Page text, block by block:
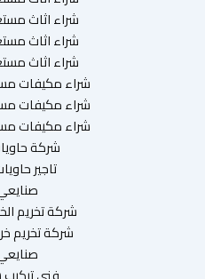
شراء اثاث
شراء اثاث
شراء اثاث
شراء مكيفات
شراء مكيفات
شراء مكيفات
شركة
تاجير
شركة تخريم
شركة تخريم